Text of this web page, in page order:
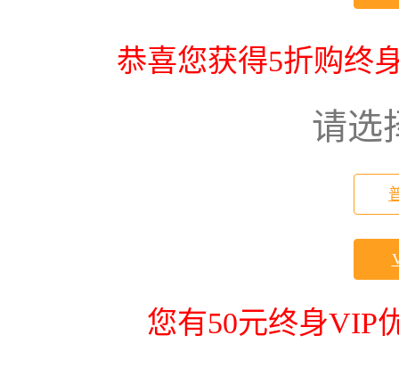
恭喜您获得5折购终
请选
您有50元终身VIP